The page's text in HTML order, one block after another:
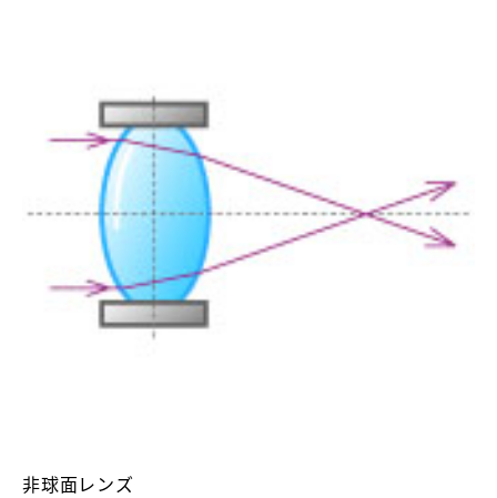
非球面レンズ